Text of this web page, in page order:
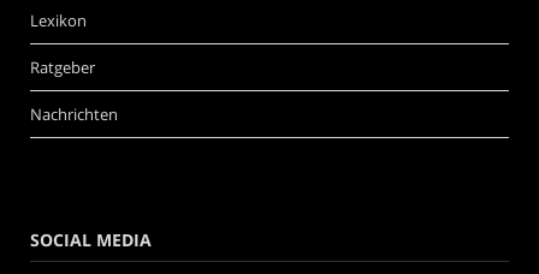
Lexikon
Ratgeber
Nachrichten
SOCIAL MEDIA